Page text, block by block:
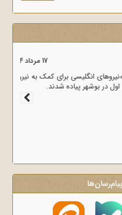
را مستعمره انگلستان می‌کرد، به وسیله
شد.